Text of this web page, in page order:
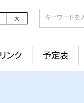
大
リンク 予定表